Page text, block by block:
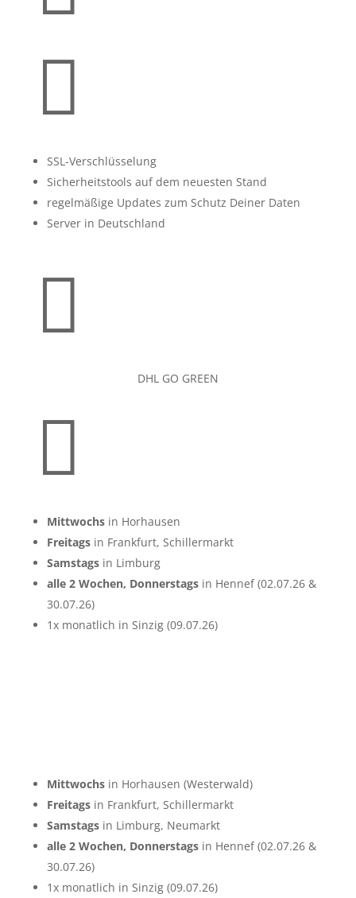

SSL-Verschlüsselung
Sicherheitstools auf dem neuesten Stand
regelmäßige Updates zum Schutz Deiner Daten
Server in Deutschland

DHL GO GREEN

Mittwochsin Horhausen
Freitagsin Frankfurt, Schillermarkt
Samstagsin Limburg
alle 2 Wochen, Donnerstagsin Hennef (02.07.26 &
30.07.26)
1x monatlich in Sinzig (09.07.26)
Mittwochsin Horhausen (Westerwald)
Freitagsin Frankfurt, Schillermarkt
Samstagsin Limburg, Neumarkt
alle 2 Wochen, Donnerstagsin Hennef (02.07.26 &
30.07.26)
1x monatlich in Sinzig (09.07.26)